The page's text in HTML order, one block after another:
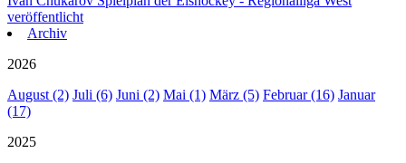
veröffentlicht
Archiv
2026
August (2) Juli (6) Juni (2) Mai (1) März (5) Februar (16) Januar
(17)
2025